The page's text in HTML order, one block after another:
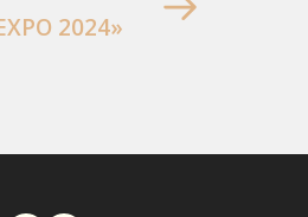
2024»